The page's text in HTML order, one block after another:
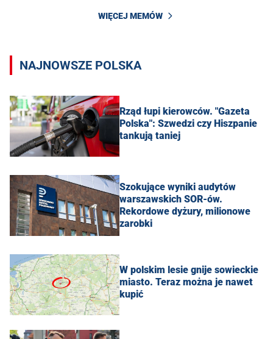
WIĘCEJ MEMÓW
NAJNOWSZE POLSKA
Rząd łupi kierowców. "Gazeta
Polska": Szwedzi czy Hiszpanie
tankują taniej
Szokujące wyniki audytów
warszawskich SOR-ów.
Rekordowe dyżury, milionowe
zarobki
W polskim lesie gnije sowieckie
miasto. Teraz można je nawet
kupić